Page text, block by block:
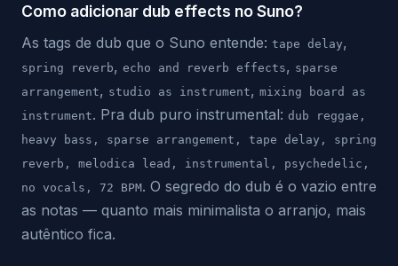
Como adicionar dub effects no Suno?
As tags de dub que o Suno entende: tape delay,
spring reverb, echo and reverb effects, sparse
arrangement, studio as instrument, mixing board as
instrument. Pra dub puro instrumental: dub reggae,
heavy bass, sparse arrangement, tape delay, spring
reverb, melodica lead, instrumental, psychedelic,
no vocals, 72 BPM. O segredo do dub é o vazio entre
as notas — quanto mais minimalista o arranjo, mais
autêntico fica.